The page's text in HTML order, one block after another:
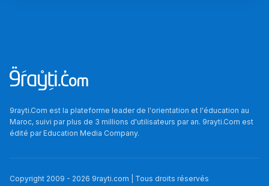
Ki Derti Liha
يلقاو التوازن من الدّاخل
ومن الخارج، بشرى
9rayti.Com est la plateforme leader de l'orientation et l'éducation au
Maroc, suivi par plus de 3 millions d'utilisateurs par an. 9rayti.Com est
édité parEducation Media Company.
Copyright 2009 - 2026 9rayti.com | Tous droits réservés